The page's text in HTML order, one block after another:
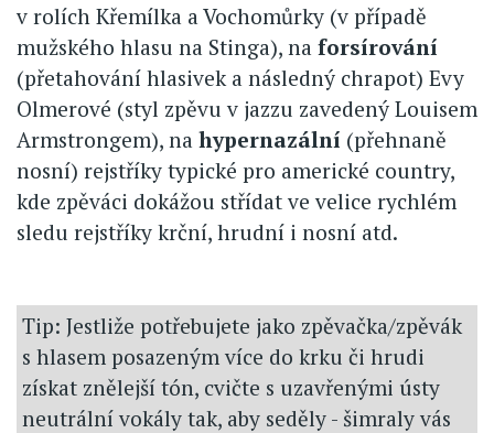
v rolích Křemílka a Vochomůrky (v případě
mužského hlasu na Stinga), na forsírování
(přetahování hlasivek a následný chrapot) Evy
Olmerové (styl zpěvu v jazzu zavedený Louisem
Armstrongem), na hypernazální (přehnaně
nosní) rejstříky typické pro americké country,
kde zpěváci dokážou střídat ve velice rychlém
sledu rejstříky krční, hrudní i nosní atd.
Tip: Jestliže potřebujete jako zpěvačka/zpěvák
s hlasem posazeným více do krku či hrudi
získat znělejší tón, cvičte s uzavřenými ústy
neutrální vokály tak, aby seděly - šimraly vás